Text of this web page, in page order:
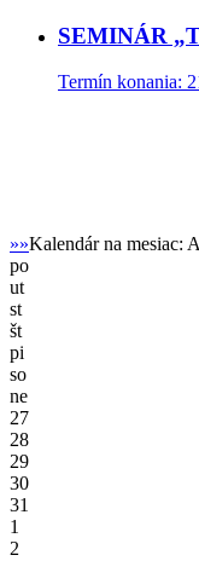
SEMINÁR
Termín konania:
»»Kalendár na mesiac:
po
ut
st
št
pi
so
ne
27
28
29
30
31
1
2